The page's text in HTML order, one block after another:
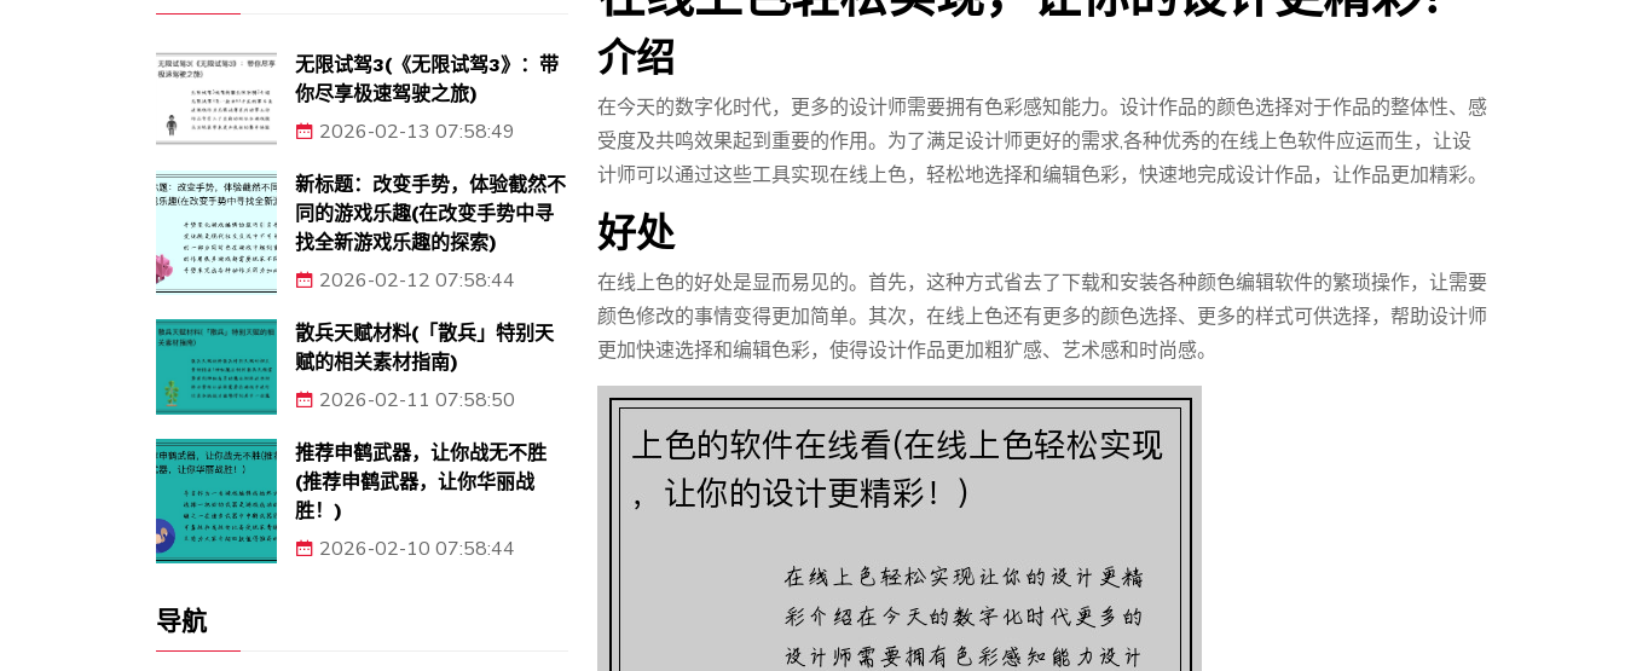
无限试驾3(《无限试驾3》：带
你尽享极速驾驶之旅)
2026-02-13 07:58:49
新标题：改变手势，体验截然不
同的游戏乐趣(在改变手势中寻
找全新游戏乐趣的探索)
2026-02-12 07:58:44
散兵天赋材料(「散兵」特别天
赋的相关素材指南)
2026-02-11 07:58:50
推荐申鹤武器，让你战无不胜
(推荐申鹤武器，让你华丽战
胜！)
2026-02-10 07:58:44
导航
介绍
在今天的数字化时代，更多的设计师需要拥有色彩感知能力。设计作品的颜色选择对于作品的整体性、感
受度及共鸣效果起到重要的作用。为了满足设计师更好的需求,各种优秀的在线上色软件应运而生，让设
计师可以通过这些工具实现在线上色，轻松地选择和编辑色彩，快速地完成设计作品，让作品更加精彩。
好处
在线上色的好处是显而易见的。首先，这种方式省去了下载和安装各种颜色编辑软件的繁琐操作，让需要
颜色修改的事情变得更加简单。其次，在线上色还有更多的颜色选择、更多的样式可供选择，帮助设计师
更加快速选择和编辑色彩，使得设计作品更加粗犷感、艺术感和时尚感。